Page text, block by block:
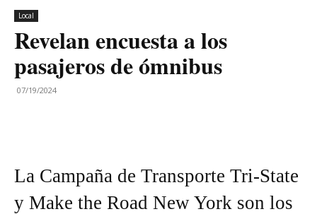
Local
Revelan encuesta a los
pasajeros de ómnibus
07/19/2024
La Campaña de Transporte Tri-State
y Make the Road New York son los